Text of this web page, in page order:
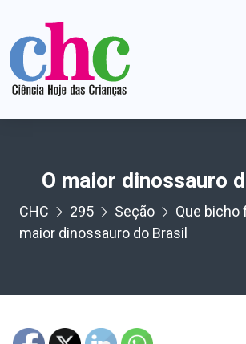
O maior dinossauro
CHC 295 Seção Que bicho
maior dinossauro do Brasil